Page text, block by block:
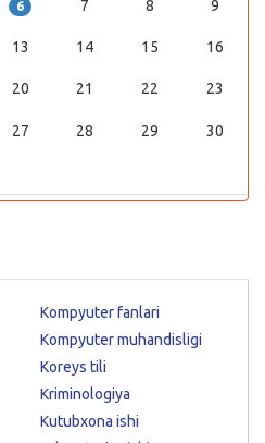
6 7 8 9
13 14 15 16
20 21 22 23
27 28 29 30
Kompyuter fanlari
Kompyuter muhandisligi
Koreys tili
Kriminologiya
Kutubxona ishi